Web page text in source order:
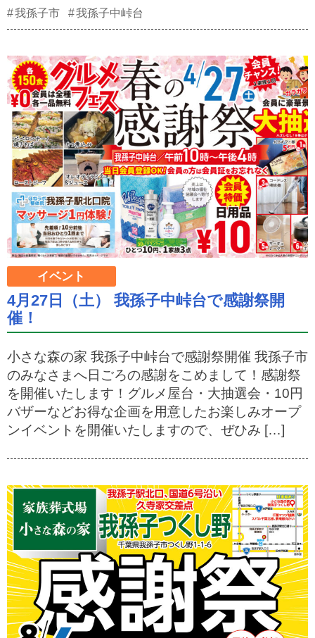
我孫子市 我孫子中峠台
イベント
4月27日（土） 我孫子中峠台で感謝祭開
催！
小さな森の家 我孫子中峠台で感謝祭開催 我孫子市
のみなさまへ日ごろの感謝をこめまして！感謝祭
を開催いたします！グルメ屋台・大抽選会・10円
バザーなどお得な企画を用意したお楽しみオープ
ンイベントを開催いたしますので、ぜひみ […]